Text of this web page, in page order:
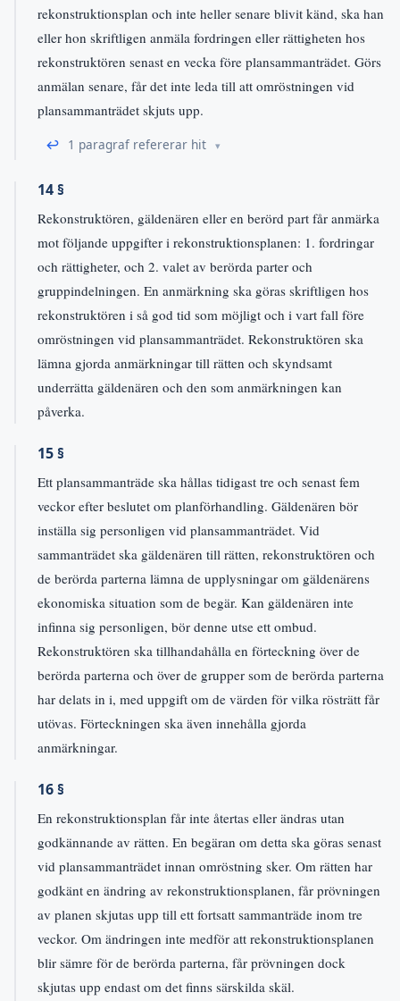
rekonstruktionsplan och inte heller senare blivit känd, ska han
eller hon skriftligen anmäla fordringen eller rättigheten hos
rekonstruktören senast en vecka före plansammanträdet. Görs
anmälan senare, får det inte leda till att omröstningen vid
plansammanträdet skjuts upp.
↩ 1 paragraf refererar hit
14 §
Rekonstruktören, gäldenären eller en berörd part får anmärka
mot följande uppgifter i rekonstruktionsplanen: 1. fordringar
och rättigheter, och 2. valet av berörda parter och
gruppindelningen. En anmärkning ska göras skriftligen hos
rekonstruktören i så god tid som möjligt och i vart fall före
omröstningen vid plansammanträdet. Rekonstruktören ska
lämna gjorda anmärkningar till rätten och skyndsamt
underrätta gäldenären och den som anmärkningen kan
påverka.
15 §
Ett plansammanträde ska hållas tidigast tre och senast fem
veckor efter beslutet om planförhandling. Gäldenären bör
inställa sig personligen vid plansammanträdet. Vid
sammanträdet ska gäldenären till rätten, rekonstruktören och
de berörda parterna lämna de upplysningar om gäldenärens
ekonomiska situation som de begär. Kan gäldenären inte
infinna sig personligen, bör denne utse ett ombud.
Rekonstruktören ska tillhandahålla en förteckning över de
berörda parterna och över de grupper som de berörda parterna
har delats in i, med uppgift om de värden för vilka rösträtt får
utövas. Förteckningen ska även innehålla gjorda
anmärkningar.
16 §
En rekonstruktionsplan får inte återtas eller ändras utan
godkännande av rätten. En begäran om detta ska göras senast
vid plansammanträdet innan omröstning sker. Om rätten har
godkänt en ändring av rekonstruktionsplanen, får prövningen
av planen skjutas upp till ett fortsatt sammanträde inom tre
veckor. Om ändringen inte medför att rekonstruktionsplanen
blir sämre för de berörda parterna, får prövningen dock
skjutas upp endast om det finns särskilda skäl.